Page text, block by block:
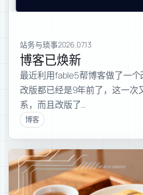
站务与琐事2026.07.13
博客已焕新
最近利用fable5帮博客做了一
改版都已经是9年前了，这一次
系，而且改版了…
博客